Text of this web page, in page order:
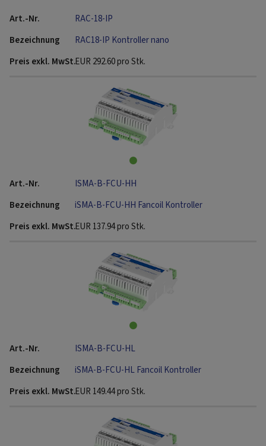
RAC-18-IP
RAC18-IP Kontroller nano
EUR 292.60pro Stk.
ISMA-B-FCU-HH
iSMA-B-FCU-HH Fancoil Kontroller
EUR 137.94pro Stk.
ISMA-B-FCU-HL
iSMA-B-FCU-HL Fancoil Kontroller
EUR 149.44pro Stk.